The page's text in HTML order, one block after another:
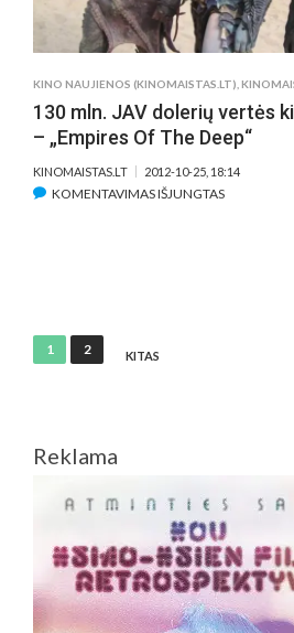
KINO NAUJIENOS (KINOMAISTAS.LT)
130 mln. JAV dolerių vertės
– „Empires Of The Deep“
KINOMAISTAS.LT 2012-10-25, 18:14
KOMENTAVIMAS IŠJUNGTASĮRAŠE
Įrašų
1 2 KITAS
Reklama